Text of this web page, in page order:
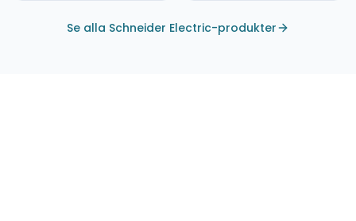
Se alla Schneider Electric-produkter